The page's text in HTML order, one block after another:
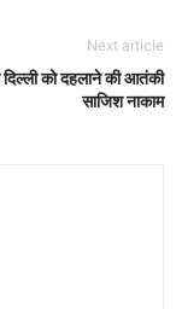
Next article
दिल्ली को दहलाने की आतंकी
साजिश नाकाम